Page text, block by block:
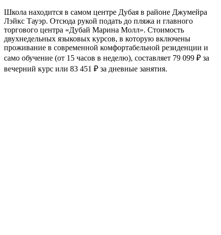
Школа находится в самом центре Дубая в районе Джумейра
Лэйкс Тауэр. Отсюда рукой подать до пляжа и главного
торгового центра «Дубай Марина Молл». Стоимость
двухнедельных языковых курсов, в которую включены
проживание в современной комфортабельной резиденции и
само обучение (от 15 часов в неделю), составляет 79 099 ₽ за
вечерний курс или 83 451 ₽ за дневные занятия.